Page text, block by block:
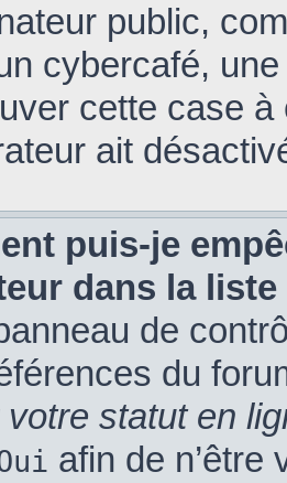
public,
cybercafé,
cette case à
ait
puis-je
dans la
de
du
statut en
afin de n’être